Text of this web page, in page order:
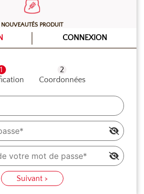
puis battre 4 minutes à grande
être réalisée juste avant son
NOUVEAUTÉS PRODUIT
CONNEXION
Coordonnées
Suivant >